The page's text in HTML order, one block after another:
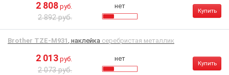
2 808 руб.
2 892 руб.
нет
Купить
Brother TZE-M931, наклейка серебристая металлик
2 013 руб.
2 073 руб.
нет
Купить